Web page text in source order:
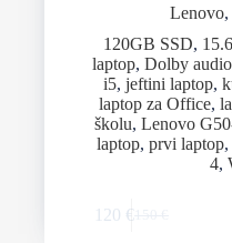
Lenovo,
120GB SSD,
laptop, Dolby
i5,jeftini laptop,
laptop za Office,
školu,Lenovo
laptop,prvi laptop,
4,
120 €